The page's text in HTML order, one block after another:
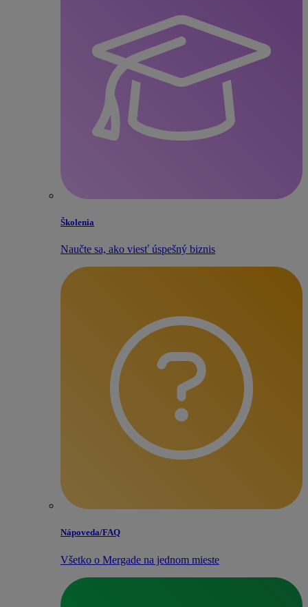
Školenia
Naučte sa, ako viesť úspešný biznis
Nápoveda/​FAQ
Všetko o Mergade na jednom mieste